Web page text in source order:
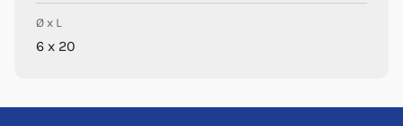
Ø x L
6 x 20